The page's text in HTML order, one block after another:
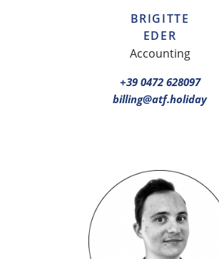
BRIGITTE
EDER
Accounting
+39 0472 628097
billing@atf.holiday